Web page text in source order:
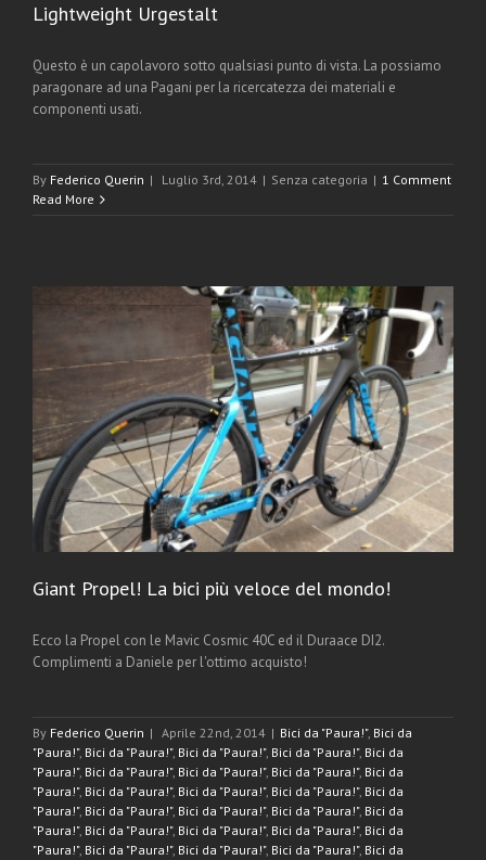
Lightweight Urgestalt
Questo è un capolavoro sotto qualsiasi punto di vista. La possiamo
paragonare ad una Pagani per la ricercatezza dei materiali e
componenti usati.
By Federico Querin | Luglio 3rd, 2014 | Senza categoria | 1 Comment
Read More
Giant Propel! La bici più veloce del mondo!
Ecco la Propel con le Mavic Cosmic 40C ed il Duraace DI2.
Complimenti a Daniele per l'ottimo acquisto!
By Federico Querin | Aprile 22nd, 2014 | Bici da "Paura!", Bici da
"Paura!", Bici da "Paura!", Bici da "Paura!", Bici da "Paura!", Bici da
"Paura!", Bici da "Paura!", Bici da "Paura!", Bici da "Paura!", Bici da
"Paura!", Bici da "Paura!", Bici da "Paura!", Bici da "Paura!", Bici da
"Paura!", Bici da "Paura!", Bici da "Paura!", Bici da "Paura!", Bici da
"Paura!", Bici da "Paura!", Bici da "Paura!", Bici da "Paura!", Bici da
"Paura!", Bici da "Paura!", Bici da "Paura!", Bici da "Paura!", Bici da